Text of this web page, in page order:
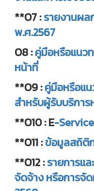
**O7 :รายงานผล
พ.ศ.2567
O8 :คู่มือหรือแนว
หน้าที่
**O9 :คู่มือหรือแ
สำหรับผู้รับบริกา
**O10 : E-Service
**O11 :ข้อมูลสถิติ
**O12 :รายการแ
จัดจ้าง หรือการจั